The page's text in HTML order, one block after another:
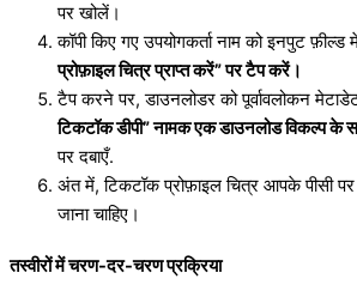
पर खोलें।
कॉपी किए गए उपयोगकर्ता नाम को इनपुट
प्रोफ़ाइल चित्र प्राप्त करें” पर टैप करें।
टैप करने पर, डाउनलोडर को पूर्वावलोकन
टिकटॉक डीपी” नामक एक डाउनलोड विकल्प के
पर दबाएँ.
अंत में, टिकटॉक प्रोफ़ाइल चित्र आपके पीसी पर
जाना चाहिए।
तस्वीरों में चरण-दर-चरण प्रक्रिया